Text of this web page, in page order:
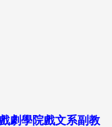
劇學院戲文系副教